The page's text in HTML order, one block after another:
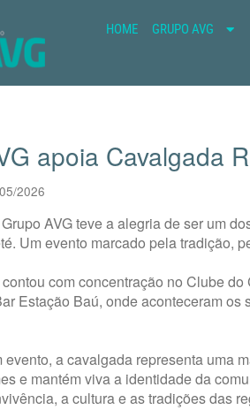
HOME GRUPO AVG
apoia Cavalgada
2026
AVG teve a alegria de ser um
Um evento marcado pela tradição,
com concentração no Clube
Estação Baú, onde aconteceram
evento, a cavalgada representa uma
e mantém viva a identidade da
a cultura e as tradições das